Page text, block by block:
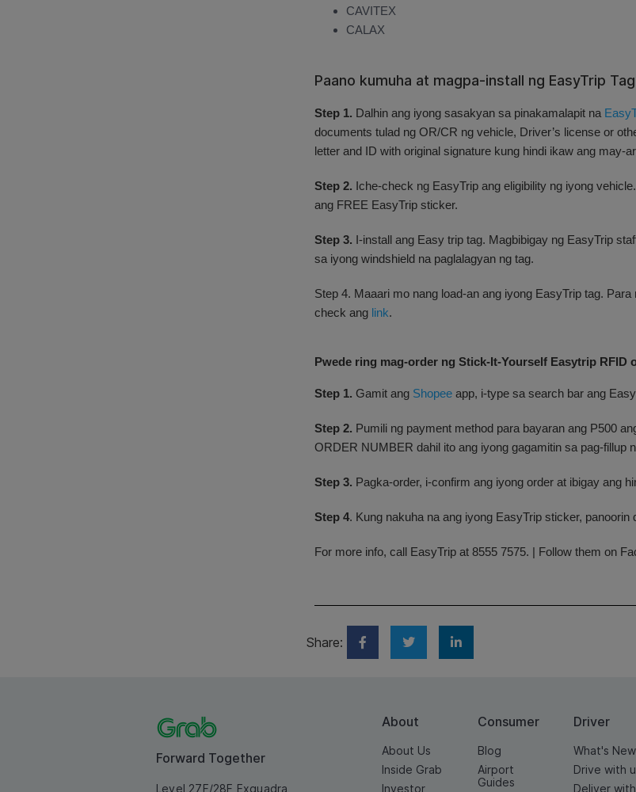
CAVITEX
CALAX
Paano kumuha at magpa-install ng EasyTrip
Step 1. Dalhin ang iyong sasakyan sa pinakamalapit na
documents tulad ng OR/CR ng vehicle, Driver’s license or
letter and ID with original signature kung hindi ikaw ang may-
Step 2. Iche-check ng EasyTrip ang eligibility ng iyong
ang FREE EasyTrip sticker.
Step 3. I-install ang Easy trip tag. Magbibigay ng EasyTrip
sa iyong windshield na paglalagyan ng tag.
Step 4. Maaari mo nang load-an ang iyong EasyTrip tag.
check ang link.
Pwede ring mag-order ng Stick-It-Yourself Easytrip RFID
Step 1. Gamit ang Shopee app, i-type sa search bar ang
Step 2. Pumili ng payment method para bayaran ang P500
ORDER NUMBER dahil ito ang iyong gagamitin sa pag-fillup
Step 3. Pagka-order, i-confirm ang iyong order at ibigay ang
Step 4. Kung nakuha na ang iyong EasyTrip sticker, panoorin
For more info, call EasyTrip at 8555 7575. | Follow them on
Share:
Forward Together
Level 27F/28F Exquadra
About
About Us
Inside Grab
Investor
Consumer
Blog
Airport
Guides
Driver
What's New
Drive with
Deliver with